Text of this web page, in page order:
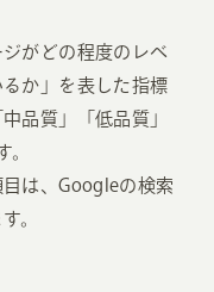
がどの程度のレベ
か」を表した指標
品質」「低品質」
。
は、Googleの検索
。